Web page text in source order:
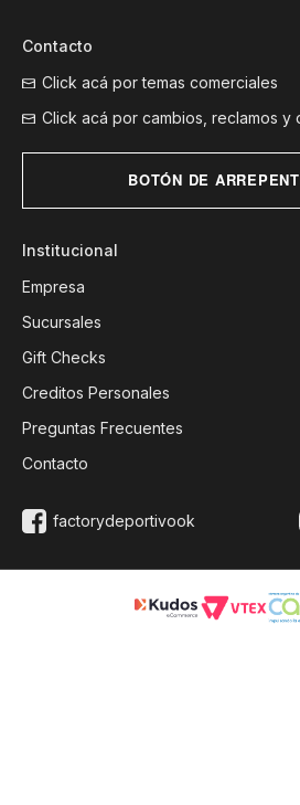
Institucional
Empresa
Sucursales
Gift Checks
Creditos Personales
Preguntas Frecuentes
Contacto
Contacto
Click acá por temas comerciales
Click acá por cambios, reclamos y
BOTÓN DE
factorydeportivook